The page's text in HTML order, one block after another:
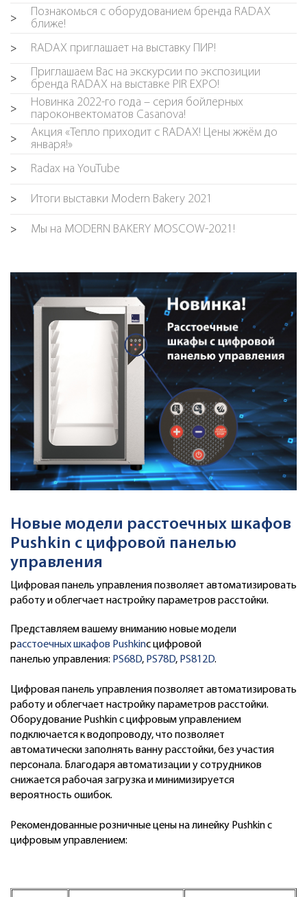
Новые модели расстоечных шкафов
Pushkin c цифровой панелью
управления
Цифровая панель управления позволяет автоматизировать
работу и облегчает настройку параметров расстойки.
Представляем вашему вниманию новые модели
расстоечных шкафов Pushkinc цифровой
панелью управления: PS68D, PS78D, PS812D.
Цифровая панель управления позволяет автоматизировать
работу и облегчает настройку параметров расстойки.
Оборудование Pushkin c цифровым управлением
подключается к водопроводу, что позволяет
автоматически заполнять ванну расстойки, без участия
персонала. Благодаря автоматизации у сотрудников
снижается рабочая загрузка и минимизируется
вероятность ошибок.
Рекомендованные розничные цены на линейку Pushkin с
цифровым управлением:
>
Познакомься с оборудованием бренда RADAX
ближе!
> RADAX приглашает на выставку ПИР!
>
Приглашаем Вас на экскурсии по экспозиции
бренда RADAX на выставке PIR EXPO!
>
Новинка 2022-го года – серия бойлерных
пароконвектоматов Casanova!
>
Акция «Тепло приходит с RADAX! Цены жжём до
января!»
> Radax на YouTube
> Итоги выставки Modern Bakery 2021
> Мы на MODERN BAKERY MOSCOW-2021!